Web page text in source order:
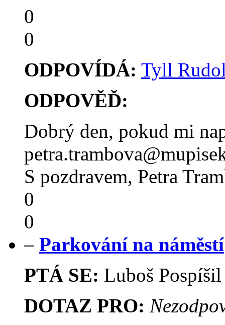
0
0
ODPOVÍDÁ: Tyll
ODPOVĚĎ:
Dobrý den, pokud mi
S pozdravem, Petra
0
0
– Parkování na náměstí
PTÁ SE: Luboš
DOTAZ PRO: